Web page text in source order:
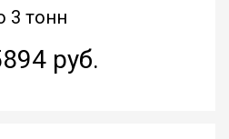
3 тонн
руб.